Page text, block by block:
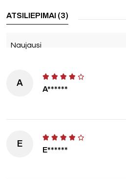
ATSILIEPIMAI (3)
Naujausi
A
A******
E
E******